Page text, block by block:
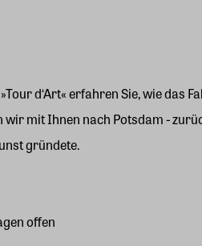
d‘Art« erfahren Sie, wie
mit Ihnen nach Potsdam -
gründete.
offen